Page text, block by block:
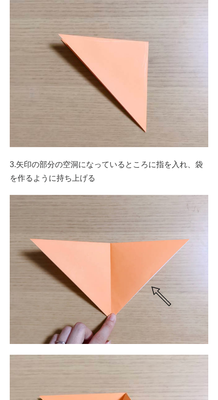
3.矢印の部分の空洞になっているところに指を入れ、袋
を作るように持ち上げる